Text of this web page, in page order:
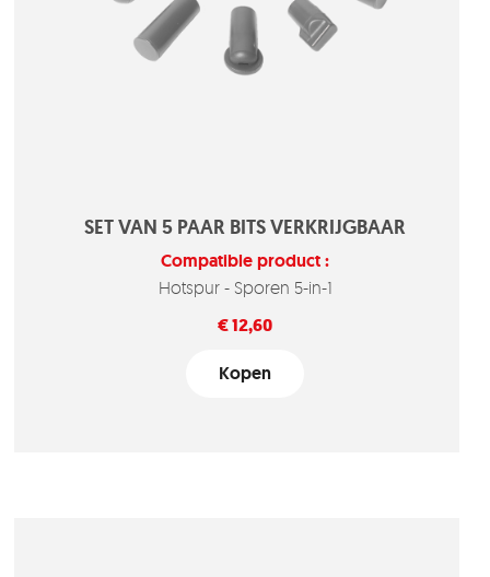
SET VAN 5 PAAR BITS VERKRIJGBAAR
Compatible product :
Hotspur - Sporen 5-in-1
Prijs
€ 12,60
Kopen